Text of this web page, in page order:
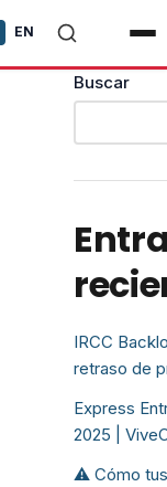
EN
Buscar
IRCC
retraso de
Express
2025 |
⚠️ Cómo